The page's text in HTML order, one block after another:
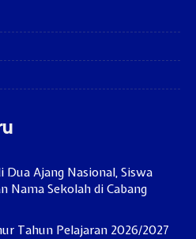
Ajang Nasional, Siswa
Nama Sekolah di Cabang
Tahun Pelajaran 2026/2027